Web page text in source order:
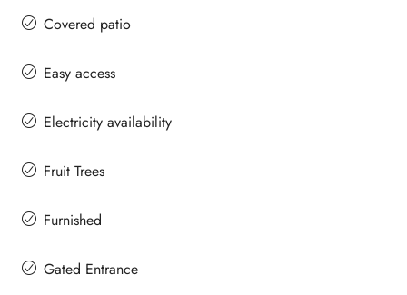
Covered patio
Easy access
Electricity availability
Fruit Trees
Furnished
Gated Entrance